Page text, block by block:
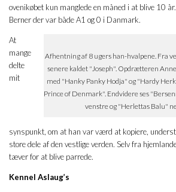
ovenikøbet kun manglede en måned i at blive 10
Berner der var både A1 og 0 i Danmark.
Afhentning af 8 ugers han-hvalpene. Fra
senere kaldet "Joseph". Opdrætteren
med "Hanky Panky Hodja" og "Hardy
Prince of Denmark". Endvidere ses
venstre og "Herlettas Balu"
At
mange
delte
mit
synspunkt, om at han var værd at kopiere,
store dele af den vestlige verden. Selv fra
tæver for at blive parrede.
Kennel Aslaug’s